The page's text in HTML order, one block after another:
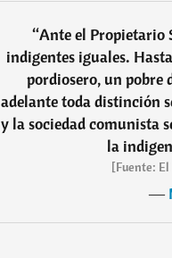
“Ante el Propietario
indigentes iguales.
pordiosero, un pobre
adelante toda distinción
y la sociedad comunista
la
[Fuente:
―